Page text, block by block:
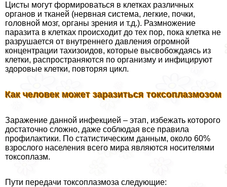
Цисты могут формироваться в клетках различных
органов и тканей (нервная система, легкие, почки,
головной мозг, органы зрения и т.д.). Размножение
паразита в клетках происходит до тех пор, пока клетка не
разрушается от внутреннего давления огромной
концентрации тахизоидов, которые высвобождаясь из
клетки, распространяются по организму и инфицируют
здоровые клетки, повторяя цикл.
Как человек может заразиться токсоплазмозом
Заражение данной инфекцией – этап, избежать которого
достаточно сложно, даже соблюдая все правила
профилактики. По статистическим данным, около 60%
взрослого населения всего мира являются носителями
токсоплазм.
Пути передачи токсоплазмоза следующие: